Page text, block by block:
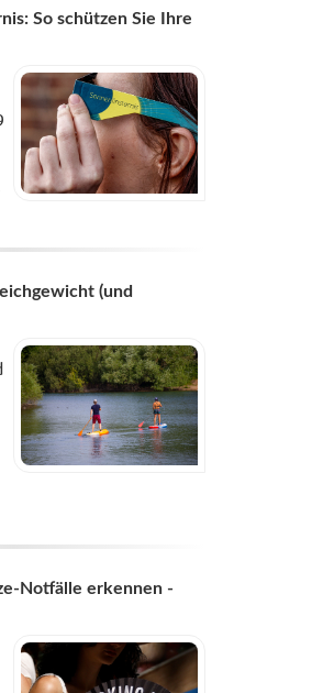
So schützen Sie Ihre
(und
Notfälle erkennen -